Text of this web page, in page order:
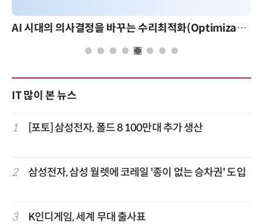
AI 시대의 의사결정을 바꾸는 수리최적화(Optimization): 실제 산업 적용 사례와 활용 전략 AI 핀옵스 실전 세미나: 폭증하는 AI 토큰 비용 관
IT 많이 본 뉴스
1 [포토] 삼성전자, 폴드 8 100만대 추가 생산
2 삼성전자, 삼성 월렛에 코레일 '종이 없는 승차권' 도입
3 K인디게임, 세계 무대 출사표